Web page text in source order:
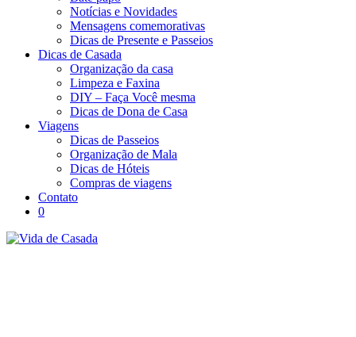
Notícias e Novidades
Mensagens comemorativas
Dicas de Presente e Passeios
Dicas de Casada
Organização da casa
Limpeza e Faxina
DIY – Faça Você mesma
Dicas de Dona de Casa
Viagens
Dicas de Passeios
Organização de Mala
Dicas de Hóteis
Compras de viagens
Contato
0